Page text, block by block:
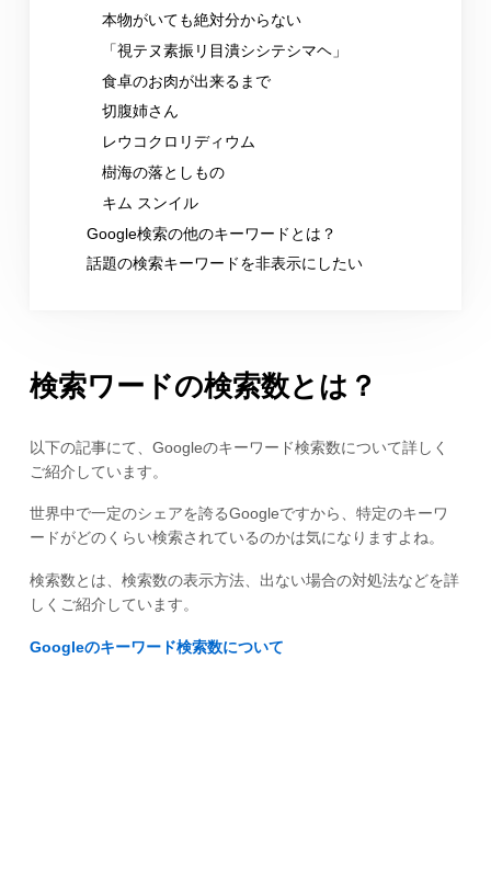
本物がいても絶対分からない
「視テヌ素振リ目潰シシテシマヘ」
食卓のお肉が出来るまで
切腹姉さん
レウコクロリディウム
樹海の落としもの
キム スンイル
Google検索の他のキーワードとは？
話題の検索キーワードを非表示にしたい
検索ワードの検索数とは？
以下の記事にて、Googleのキーワード検索数について詳しく
ご紹介しています。
世界中で一定のシェアを誇るGoogleですから、特定のキーワ
ードがどのくらい検索されているのかは気になりますよね。
検索数とは、検索数の表示方法、出ない場合の対処法などを詳
しくご紹介しています。
Googleのキーワード検索数について